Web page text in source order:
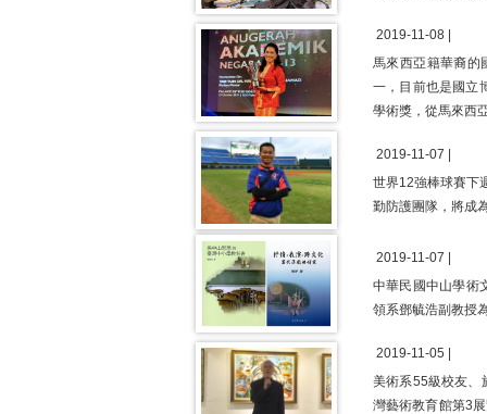
2019-11-08 |
馬來西亞籍華裔的
一，目前也是國立
學術獎，從馬來西
2019-11-07 |
世界12強棒球賽下
勤防護團隊，將成
2019-11-07 |
中華民國中山學術
領系鄧毓浩副教授
2019-11-05 |
美術系55級校友、
灣藝術教育館第3